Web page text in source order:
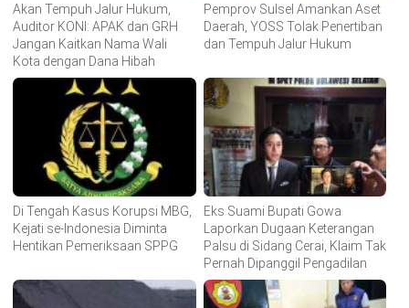
Akan Tempuh Jalur Hukum,
Auditor KONI: APAK dan GRH
Jangan Kaitkan Nama Wali
Kota dengan Dana Hibah
Pemprov Sulsel Amankan Aset
Daerah, YOSS Tolak Penertiban
dan Tempuh Jalur Hukum
Di Tengah Kasus Korupsi MBG,
Kejati se-Indonesia Diminta
Hentikan Pemeriksaan SPPG
Eks Suami Bupati Gowa
Laporkan Dugaan Keterangan
Palsu di Sidang Cerai, Klaim Tak
Pernah Dipanggil Pengadilan